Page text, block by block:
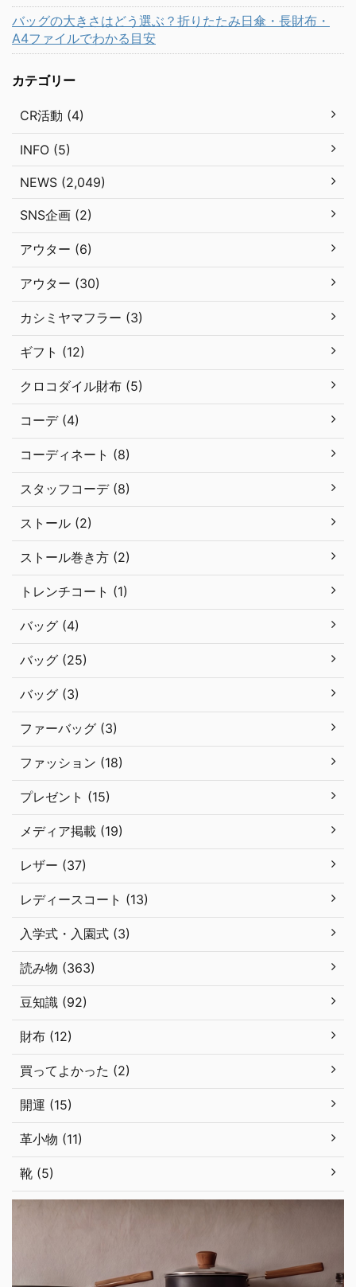
バッグの大きさはどう選ぶ？折りたたみ日傘・長財布・
A4ファイルでわかる目安
カテゴリー
CR活動 (4)
INFO (5)
NEWS (2,049)
SNS企画 (2)
アウター (6)
アウター (30)
カシミヤマフラー (3)
ギフト (12)
クロコダイル財布 (5)
コーデ (4)
コーディネート (8)
スタッフコーデ (8)
ストール (2)
ストール巻き方 (2)
トレンチコート (1)
バッグ (4)
バッグ (25)
バッグ (3)
ファーバッグ (3)
ファッション (18)
プレゼント (15)
メディア掲載 (19)
レザー (37)
レディースコート (13)
入学式・入園式 (3)
読み物 (363)
豆知識 (92)
財布 (12)
買ってよかった (2)
開運 (15)
革小物 (11)
靴 (5)